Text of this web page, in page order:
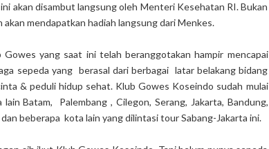
akan disambut langsung oleh Menteri Kesehatan RI. Bukan
mendapatkan hadiah langsung dari Menkes.
yang saat ini telah beranggotakan hampir mencapai
sepeda yang berasal dari berbagai latar belakang bidang
& peduli hidup sehat. Klub Gowes Koseindo sudah mulai
Batam, Palembang , Cilegon, Serang, Jakarta, Bandung,
beberapa kota lain yang dilintasi tour Sabang-Jakarta ini.